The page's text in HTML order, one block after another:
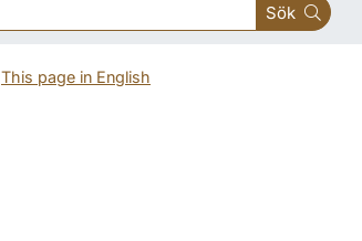
Sök
This page in English